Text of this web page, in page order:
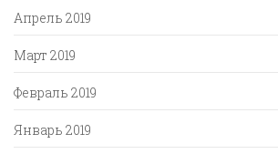
Апрель 2019
Март 2019
Февраль 2019
Январь 2019